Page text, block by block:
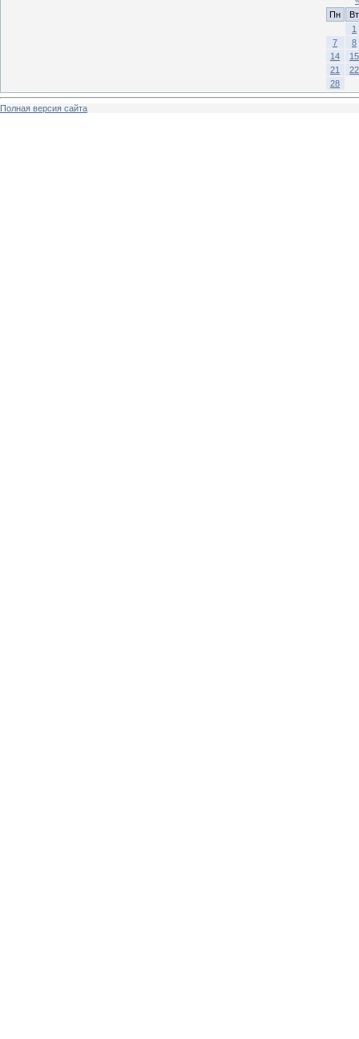
Пн
Вт
1
7
8
14
15
21
22
28
Полная версия сайта